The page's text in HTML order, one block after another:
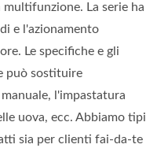
La serie ha
e l'azionamento
Le specifiche e gli
può sostituire
l'impastatura
uova, ecc. Abbiamo tipi
sia per clienti fai-da-te